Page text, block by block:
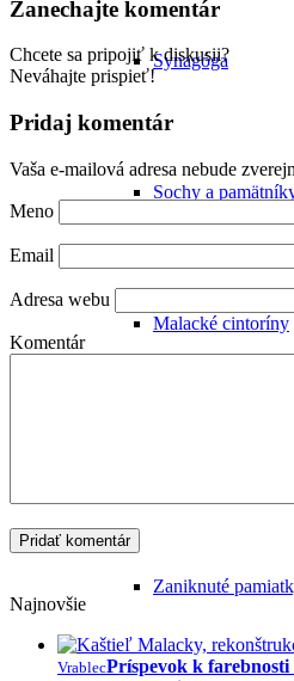
Synagóga
Sochy a
Malacké cintoríny
Zaniknuté
Zanechajte komentár
Chcete sa pripojiť k diskusii?
Neváhajte prispieť!
Pridaj komentár
Vaša e-mailová adresa nebude
Meno
Email
Adresa webu
Komentár
Najnovšie
VrablecPríspevok k farebnosti